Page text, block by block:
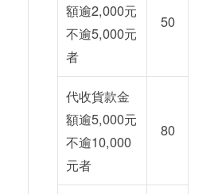
額逾2,000元
不逾5,000元
者
50
代收貨款金
額逾5,000元
不逾10,000
元者
80